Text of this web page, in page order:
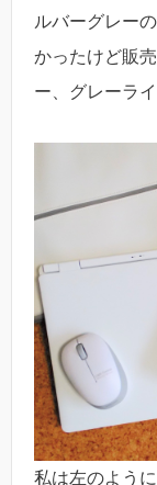
ルバーグレー
かったけど販
ー、グレーラ
私は左のよう